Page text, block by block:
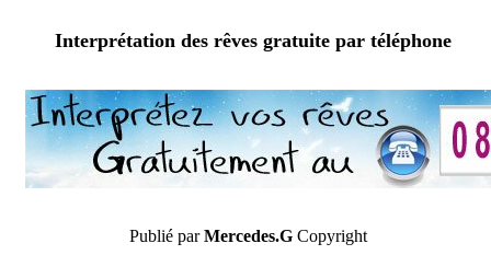
Interprétation des rêves gratuite par téléphone
Publié parMercedes.GCopyright